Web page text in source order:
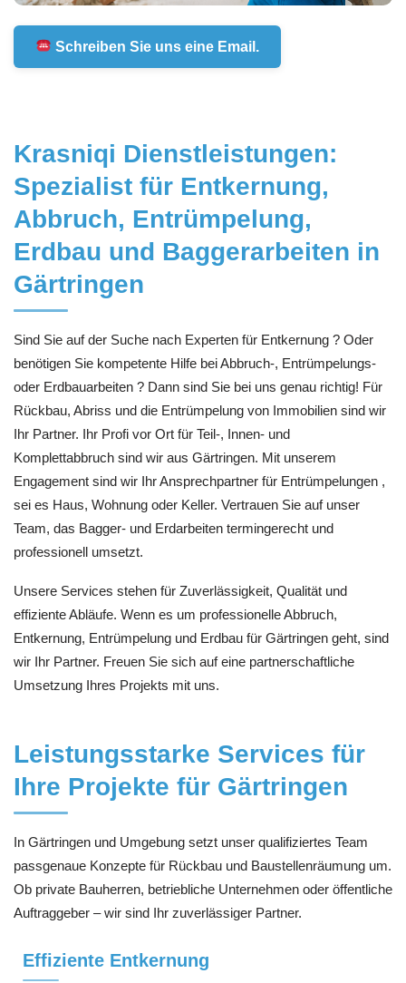
Schreiben Sie uns eine Email.
Krasniqi Dienstleistungen:
Spezialist für Entkernung,
Abbruch, Entrümpelung,
Erdbau und Baggerarbeiten in
Gärtringen
Sind Sie auf der Suche nach Experten für Entkernung ? Oder
benötigen Sie kompetente Hilfe bei Abbruch-, Entrümpelungs-
oder Erdbauarbeiten ? Dann sind Sie bei uns genau richtig! Für
Rückbau, Abriss und die Entrümpelung von Immobilien sind wir
Ihr Partner. Ihr Profi vor Ort für Teil-, Innen- und
Komplettabbruch sind wir aus Gärtringen. Mit unserem
Engagement sind wir Ihr Ansprechpartner für Entrümpelungen ,
sei es Haus, Wohnung oder Keller. Vertrauen Sie auf unser
Team, das Bagger- und Erdarbeiten termingerecht und
professionell umsetzt.
Unsere Services stehen für Zuverlässigkeit, Qualität und
effiziente Abläufe. Wenn es um professionelle Abbruch,
Entkernung, Entrümpelung und Erdbau für Gärtringen geht, sind
wir Ihr Partner. Freuen Sie sich auf eine partnerschaftliche
Umsetzung Ihres Projekts mit uns.
Leistungsstarke Services für
Ihre Projekte für Gärtringen
In Gärtringen und Umgebung setzt unser qualifiziertes Team
passgenaue Konzepte für Rückbau und Baustellenräumung um.
Ob private Bauherren, betriebliche Unternehmen oder öffentliche
Auftraggeber – wir sind Ihr zuverlässiger Partner.
Effiziente Entkernung